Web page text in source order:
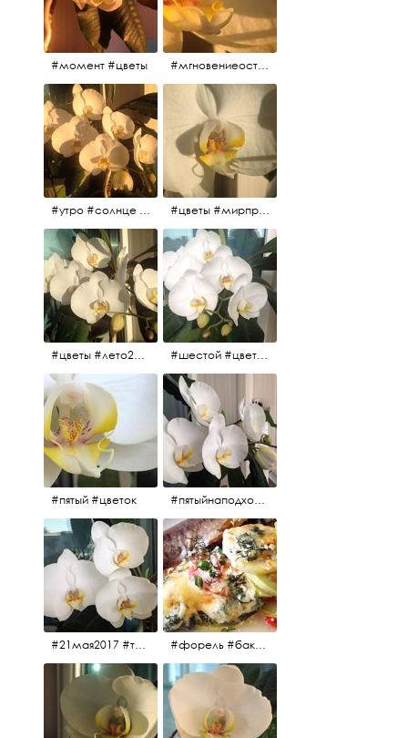
#момент #цветы #мгновениеостановись #прекрасныймомент #жаждарасцвета
#утро #солнце #белыеночи2017 #санктпетербург #цветы #седьмойпошёл #цветы #мирпрекрасен #пятьутра
#цветы #лето2017 #седьмойнаподходе #шестой #всегодевять #шестой #цветыцветут #цветы #лето2017 #летнийснег
#пятый #цветок #пятыйнаподходе# цветы #весна2017
#21мая2017 #трио #цветы #форель #баклажаны #помидоры #завтрак